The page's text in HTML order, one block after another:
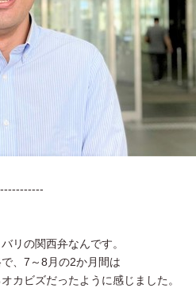
リの関西弁なんです。
、7～8月の2か月間は
カビズだったように感じました。